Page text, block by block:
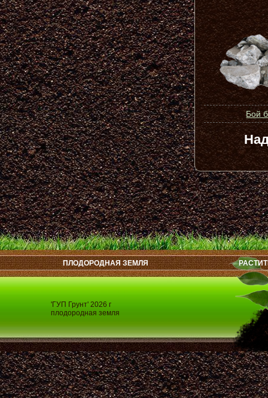
Бой
'ГУП Грунт' 2026 г
плодородная земля
ПЛОДОРОДНАЯ ЗЕМЛЯ